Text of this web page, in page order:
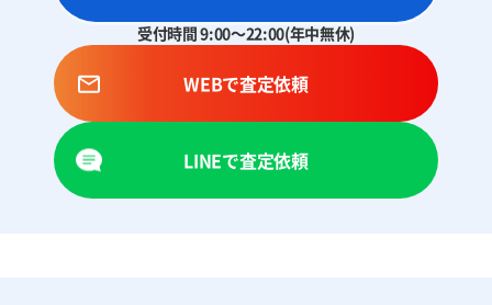
受付時間 9:00～22:00(年中無休)
WEBで査定依頼
LINEで査定依頼